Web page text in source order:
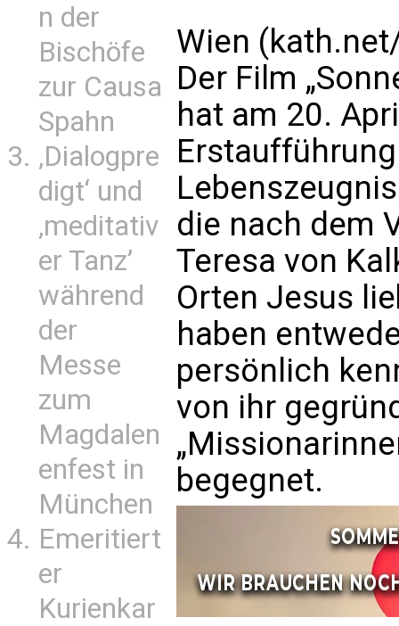
n der
Bischöfe
zur Causa
Spahn
‚Dialogpre
digt‘ und
‚meditativ
er Tanz’
während
der
Messe
zum
Magdalen
enfest in
München
Emeritiert
er
Kurienkar
Wien
Der Film
hat am 20.
die nach dem
Teresa von
Orten Jesus
haben
persönlich
von ihr
begegnet.